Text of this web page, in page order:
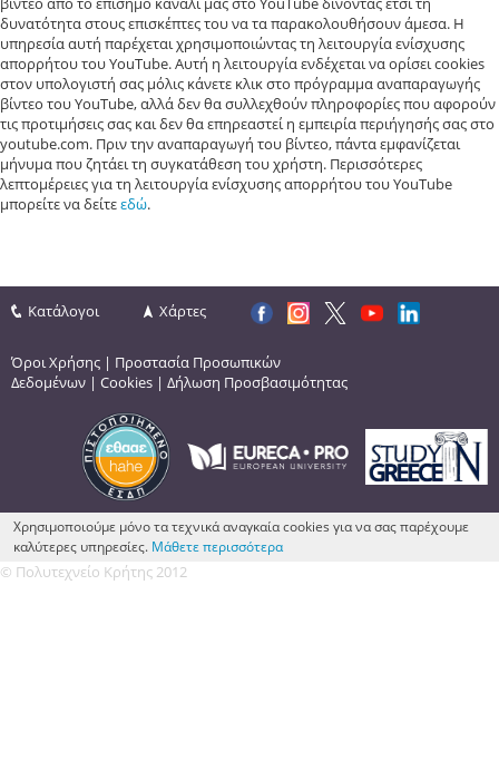
δυνατότητα στους επισκέπτες του να τα παρακολουθήσουν άμεσα. Η
υπηρεσία αυτή παρέχεται χρησιμοποιώντας τη λειτουργία ενίσχυσης
απορρήτου του YouTube. Αυτή η λειτουργία ενδέχεται να ορίσει cookies
στον υπολογιστή σας μόλις κάνετε κλικ στο πρόγραμμα αναπαραγωγής
βίντεο του YouTube, αλλά δεν θα συλλεχθούν πληροφορίες που αφορούν
τις προτιμήσεις σας και δεν θα επηρεαστεί η εμπειρία περιήγησής σας στο
youtube.com. Πριν την αναπαραγωγή του βίντεο, πάντα εμφανίζεται
μήνυμα που ζητάει τη συγκατάθεση του χρήστη. Περισσότερες
λεπτομέρειες για τη λειτουργία ενίσχυσης απορρήτου του YouTube
μπορείτε να δείτεεδώ.
Κατάλογοι Χάρτες
Όροι Χρήσης | Προστασία Προσωπικών
Δεδομένων | Cookies | Δήλωση Προσβασιμότητας
Χρησιμοποιούμε μόνο τα τεχνικά αναγκαία cookies για να σας παρέχουμε
καλύτερες υπηρεσίες. Μάθετε περισσότερα
© Πολυτεχνείο Κρήτης 2012